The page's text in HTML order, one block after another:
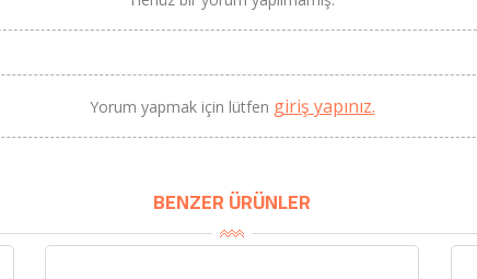
Yorum yapmak için lütfen giriş yapınız.
BENZER ÜRÜNLER
BU HAFTANIN PLANLI İNDİRİMİ
Sızma Zeytinyağı (2025
Yeni Hasat, Güney Ege, 5
Litre) - AtcaNova